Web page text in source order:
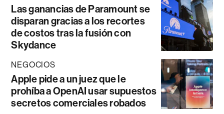
Las ganancias de Paramount se
disparan gracias a los recortes
de costos tras la fusión con
Skydance
NEGOCIOS
Apple pide a un juez que le
prohíba a OpenAI usar supuestos
secretos comerciales robados